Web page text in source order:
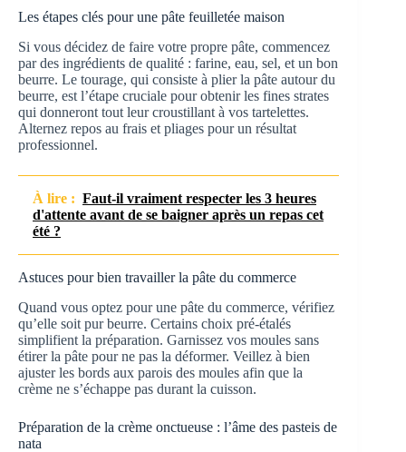
Les étapes clés pour une pâte feuilletée maison
Si vous décidez de faire votre propre pâte, commencez
par des ingrédients de qualité : farine, eau, sel, et un bon
beurre. Le tourage, qui consiste à plier la pâte autour du
beurre, est l’étape cruciale pour obtenir les fines strates
qui donneront tout leur croustillant à vos tartelettes.
Alternez repos au frais et pliages pour un résultat
professionnel.
À lire : Faut-il vraiment respecter les 3 heures
d'attente avant de se baigner après un repas cet
été ?
Astuces pour bien travailler la pâte du commerce
Quand vous optez pour une pâte du commerce, vérifiez
qu’elle soit pur beurre. Certains choix pré-étalés
simplifient la préparation. Garnissez vos moules sans
étirer la pâte pour ne pas la déformer. Veillez à bien
ajuster les bords aux parois des moules afin que la
crème ne s’échappe pas durant la cuisson.
Préparation de la crème onctueuse : l’âme des pasteis de
nata